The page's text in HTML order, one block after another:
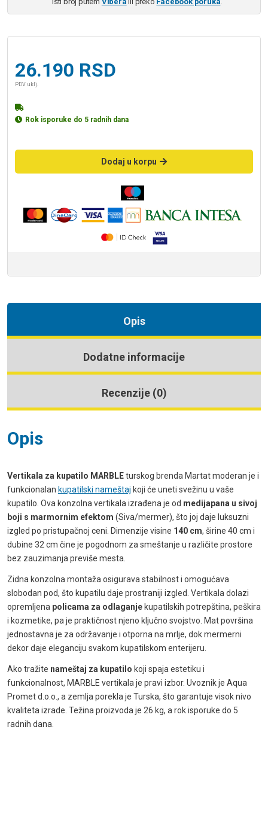
26.190 RSD
PDV uklj.
Rok isporuke do 5 radnih dana
Dodaj u korpu
Opis
Dodatne informacije
Recenzije (0)
Opis
Vertikala za kupatilo MARBLEturskog brenda Martat moderan je i
funkcionalan kupatilski nameštaj koji će uneti svežinu u vaše
kupatilo. Ova konzolna vertikala izrađena je od medijapana u sivoj
boji s marmornim efektom (Siva/mermer), što joj daje luksuzni
izgled po pristupačnoj ceni. Dimenzije visine 140 cm, širine 40 cm i
dubine 32 cm čine je pogodnom za smeštanje u različite prostore
bez zauzimanja previše mesta.
Zidna konzolna montaža osigurava stabilnost i omogućava
slobodan pod, što kupatilu daje prostraniji izgled. Vertikala dolazi
opremljena policama za odlaganje kupatilskih potrepština, peškira
i kozmetike, pa je praktičnost njeno ključno svojstvo. Mat površina
jednostavna je za održavanje i otporna na mrlje, dok mermerni
dekor daje eleganciju svakom kupatilskom enterijeru.
Ako tražite nameštaj za kupatilo koji spaja estetiku i
funkcionalnost, MARBLE vertikala je pravi izbor. Uvoznik je Aqua
Promet d.o.o., a zemlja porekla je Turska, što garantuje visok nivo
kvaliteta izrade. Težina proizvoda je 26 kg, a rok isporuke do 5
radnih dana.